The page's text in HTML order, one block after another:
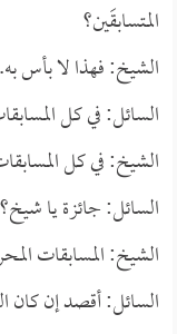
المتسابقَين؟
الشيخ: فهذا لا بأس به.
السائل: في كل
الشيخ: في كل
السائل: جائزة يا شيخ؟
الشيخ: المسابقات
السائل: أقصد إن